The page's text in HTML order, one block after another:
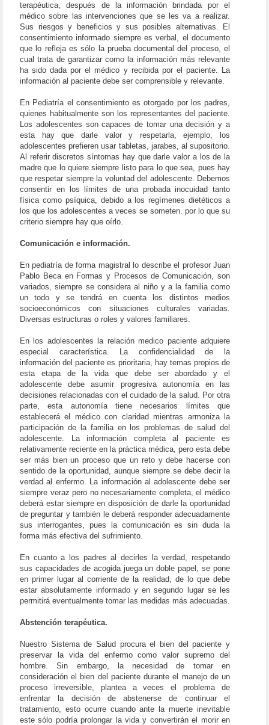
terapéutica, después de la información brindada por el
médico sobre las intervenciones que se les va a realizar.
Sus riesgos y beneficios y sus posibles alternativas. El
consentimiento informado siempre es verbal, el documento
que lo refleja es sólo la prueba documental del proceso, el
cual trata de garantizar como la información más relevante
ha sido dada por el médico y recibida por el paciente. La
información al paciente debe ser comprensible y relevante.
En Pediatría el consentimiento es otorgado por los padres,
quienes habitualmente son los representantes del paciente.
Los adolescentes son capaces de tomar una decisión y a
esta hay que darle valor y respetarla, ejemplo, los
adolescentes prefieren usar tabletas, jarabes, al supositorio.
Al referir discretos síntomas hay que darle valor a los de la
madre que lo quiere siempre listo para lo que sea, pues hay
que respetar siempre la voluntad del adolescente. Debemos
consentir en los límites de una probada inocuidad tanto
física como psíquica, debido a los regímenes dietéticos a
los que los adolescentes a veces se someten. por lo que su
criterio siempre hay que oírlo.
Comunicación e información.
En pediatría de forma magistral lo describe el profesor Juan
Pablo Beca en Formas y Procesos de Comunicación, son
variados, siempre se considera al niño y a la familia como
un todo y se tendrá en cuenta los distintos medios
socioeconómicos con situaciones culturales variadas.
Diversas estructuras o roles y valores familiares.
En los adolescentes la relación medico paciente adquiere
especial característica. La confidencialidad de la
información del paciente es prioritaria, hay temas propios de
esta etapa de la vida que debe ser abordado y el
adolescente debe asumir progresiva autonomía en las
decisiones relacionadas con el cuidado de la salud. Por otra
parte, esta autonomía tiene necesarios límites que
establecerá el médico con claridad mientras armoniza la
participación de la familia en los problemas de salud del
adolescente. La información completa al paciente es
relativamente reciente en la práctica médica, pero esta debe
ser más bien un proceso que un reto y debe hacerse con
sentido de la oportunidad, aunque siempre se debe decir la
verdad al enfermo. La información al adolescente debe ser
siempre veraz pero no necesariamente completa, el médico
deberá estar siempre en disposición de darle la oportunidad
de preguntar y también le deberá responder adecuadamente
sus interrogantes, pues la comunicación es sin duda la
forma más efectiva del sufrimiento.
En cuanto a los padres al decirles la verdad, respetando
sus capacidades de acogida juega un doble papel, se pone
en primer lugar al corriente de la realidad, de lo que debe
estar absolutamente informado y en segundo lugar se les
permitirá eventualmente tomar las medidas más adecuadas.
Abstención terapéutica.
Nuestro Sistema de Salud procura el bien del paciente y
preservar la vida del enfermo como valor supremo del
hombre. Sin embargo, la necesidad de tomar en
consideración el bien del paciente durante el manejo de un
proceso irreversible, plantea a veces el problema de
enfrentar la decisión de abstenerse de continuar el
tratamiento, esto ocurre cuando ante la muerte inevitable
este sólo podría prolongar la vida y convertirán el morir en